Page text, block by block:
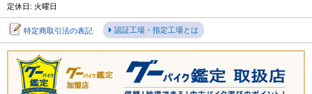
定休日: 火曜日
特定商取引法の表記 認証工場・指定工場とは